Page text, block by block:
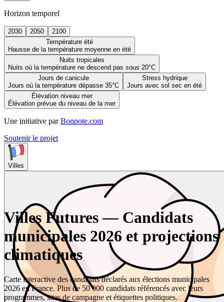
Horizon temporel
2030 2050
2100
Température été
Hausse de la température moyenne en été
Nuits tropicales
Nuits où la température ne descend pas sous 20°C
Jours de canicule
Jours où la température dépasse 35°C
Stress hydrique
Jours avec sol sec en été
Élévation niveau mer
Élévation prévue du niveau de la mer
Une initiative par Bonpote.com
Soutenir le projet
Villes
Villes Futures — Candidats
municipales 2026 et projections
climatiques
Carte interactive des candidats déclarés aux élections municipales
2026 en France. Plus de 50 000 candidats référencés avec leurs
programmes, sites de campagne et étiquettes politiques.